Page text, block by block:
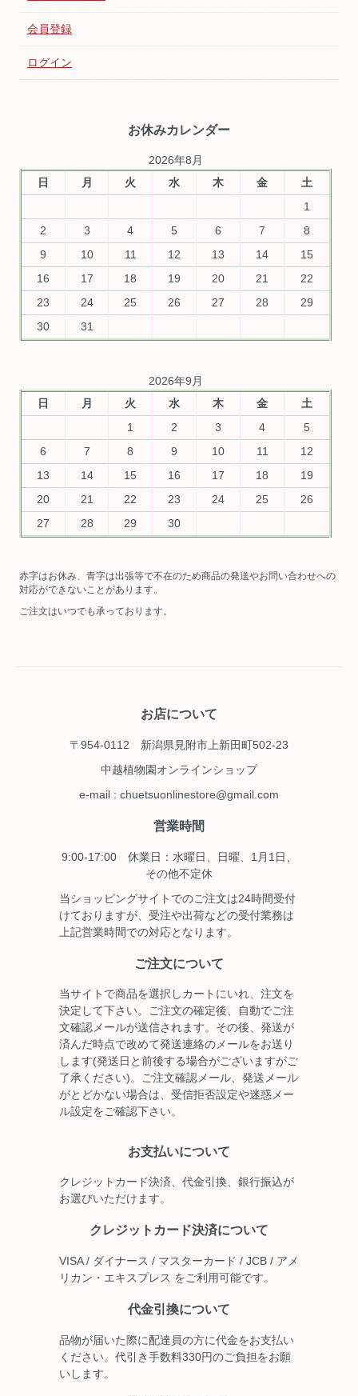
会員登録
ログイン
お休みカレンダー
2026年8月
日
月 火 水 木 金
土
1
2
3 4 5 6 7
8
9
10 11 12 13 14
15
16
17 18 19 20 21
22
23
24 25 26 27 28
29
30
31
2026年9月
日
月 火 水 木 金
土
1
2 3 4
5
6
7 8 9 10 11
12
13
14 15 16 17 18
19
20
21 22 23 24 25
26
27
28 29 30
赤字はお休み、青字は出張等で不在のため商品の発送やお問い合わせへの
対応ができないことがあります。
ご注文はいつでも承っております。
お店について
〒954-0112 新潟県見附市上新田町502-23
中越植物園オンラインショップ
e-mail : chuetsuonlinestore@gmail.com
営業時間
9:00-17:00 休業日：水曜日、日曜、1月1日、
その他不定休
当ショッピングサイトでのご注文は24時間受付
けておりますが、受注や出荷などの受付業務は
上記営業時間での対応となります。
ご注文について
当サイトで商品を選択しカートにいれ、注文を
決定して下さい。ご注文の確定後、自動でご注
文確認メールが送信されます。その後、発送が
済んだ時点で改めて発送連絡のメールをお送り
します(発送日と前後する場合がございますがご
了承ください)。ご注文確認メール、発送メール
がとどかない場合は、受信拒否設定や迷惑メー
ル設定をご確認下さい。
お支払いについて
クレジットカード決済、代金引換、銀行振込が
お選びいただけます。
クレジットカード決済について
VISA / ダイナース / マスターカード / JCB / アメ
リカン・エキスプレス をご利用可能です。
代金引換について
品物が届いた際に配達員の方に代金をお支払い
ください。代引き手数料330円のご負担をお願
いします。